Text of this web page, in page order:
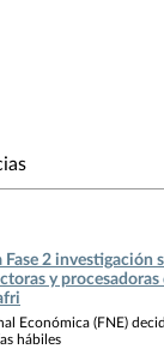
Fase 2 investigación
y procesadoras
Económica (FNE)
hábiles